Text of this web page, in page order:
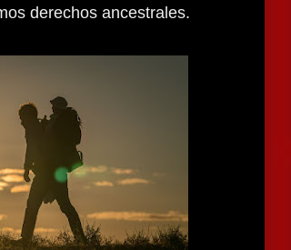
derechos ancestrales.